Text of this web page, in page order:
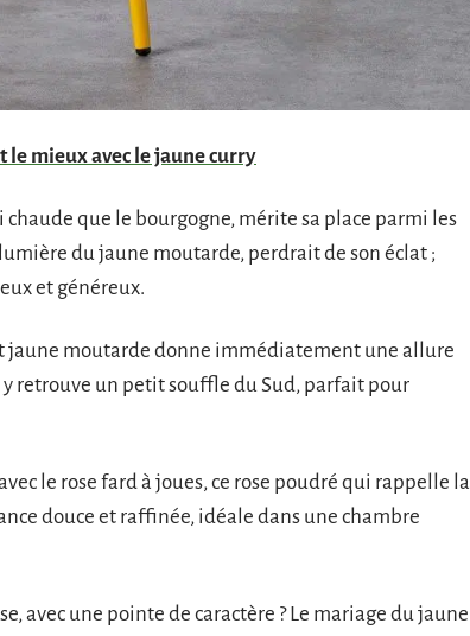
le mieux avec le jaune curry
chaude que le bourgogne, mérite sa place parmi les
lumière du jaune moutarde, perdrait de son éclat ;
et généreux.
jaune moutarde donne immédiatement une allure
retrouve un petit souffle du Sud, parfait pour
le rose fard à joues, ce rose poudré qui rappelle la
douce et raffinée, idéale dans une chambre
avec une pointe de caractère ? Le mariage du jaune